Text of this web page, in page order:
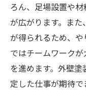
ろん、足場設置や
が広がります。ま
が得られるため、
ではチームワーク
を進めます。外壁
定した仕事が期待